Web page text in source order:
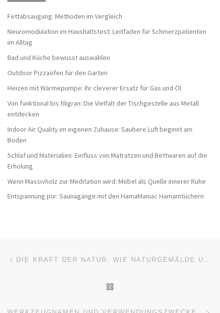
Fettabsaugung: Methoden im Vergleich
Neuromodulation im Haushaltstest: Leitfaden für Schmerzpatienten
im Alltag
Bad und Küche bewusst auswählen
Outdoor Pizzaöfen für den Garten
Heizen mit Wärmepumpe: Ihr cleverer Ersatz für Gas und Öl
Von funktional bis filigran: Die Vielfalt der Tischgestelle aus Metall
entdecken
Indoor Air Quality im eigenen Zuhause: Saubere Luft beginnt am
Boden
Schlaf und Materialien: Einfluss von Matratzen und Bettwaren auf die
Erholung
Wenn Massivholz zur Meditation wird: Möbel als Quelle innerer Ruhe
Entspannung pur: Saunagänge mit den HamaManiac Hamamtüchern
Beitragsnavigation DIE KRAFT DER NATUR: WIE NATURGEMÄLDE UNSER WOHLBEFINDEN IN INNENRÄUMEN VERBESSERN KÖNNEN